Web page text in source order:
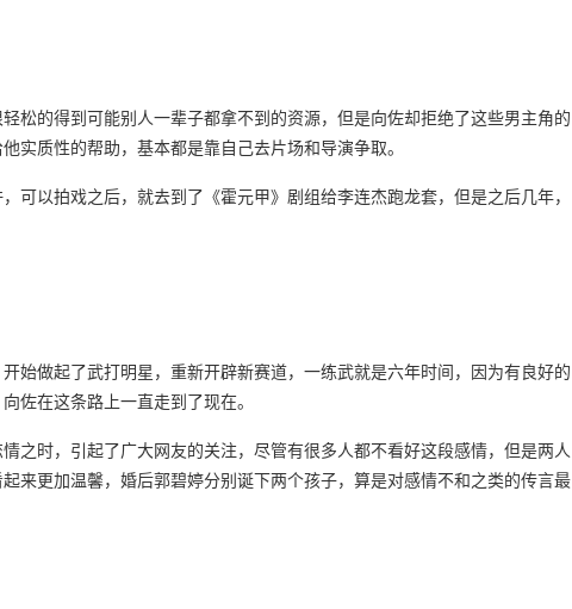
松的得到可能别人一辈子都拿不到的资源，但是向佐却拒绝了这些男主角的
实质性的帮助，基本都是靠自己去片场和导演争取。
可以拍戏之后，就去到了《霍元甲》剧组给李连杰跑龙套，但是之后几年，
始做起了武打明星，重新开辟新赛道，一练武就是六年时间，因为有良好的
佐在这条路上一直走到了现在。
之时，引起了广大网友的关注，尽管有很多人都不看好这段感情，但是两人
来更加温馨，婚后郭碧婷分别诞下两个孩子，算是对感情不和之类的传言最